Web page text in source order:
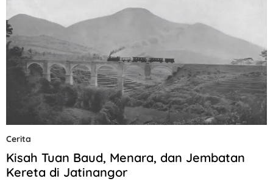
Cerita
Kisah Tuan Baud, Menara, dan Jembatan
Kereta di Jatinangor